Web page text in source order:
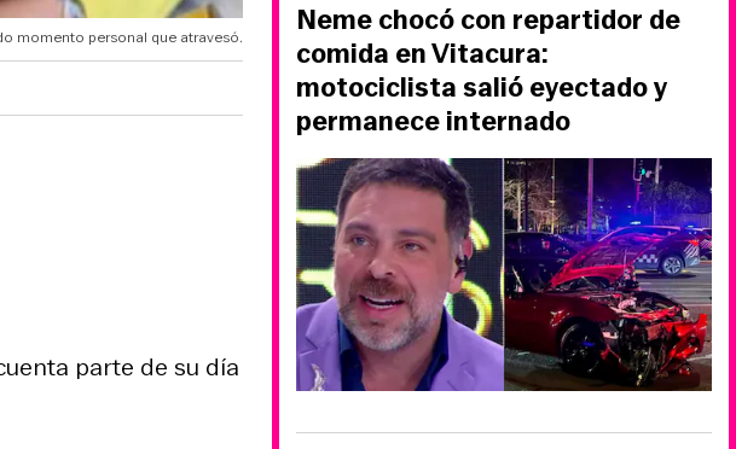
momento personal que atravesó.
parte de su día
Neme chocó con repartidor de
comida en Vitacura:
motociclista salió eyectado y
permanece internado